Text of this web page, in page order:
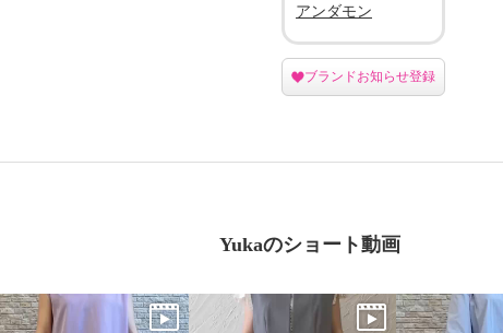
アンダモン
ブランドお知らせ登録
Yukaのショート動画